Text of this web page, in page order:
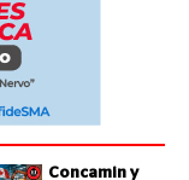
Concamin y